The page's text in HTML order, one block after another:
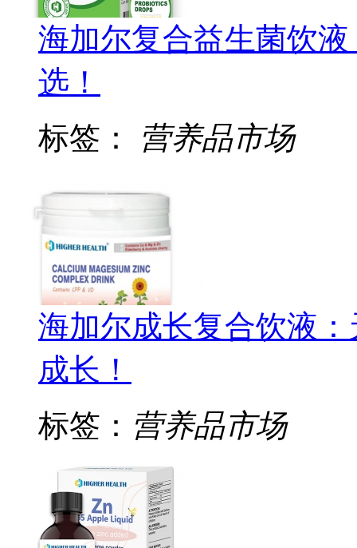
海加尔复合益生菌饮
选！
标签：
营养品市场
海加尔成长复合饮液
成长！
标签： 营养品市场